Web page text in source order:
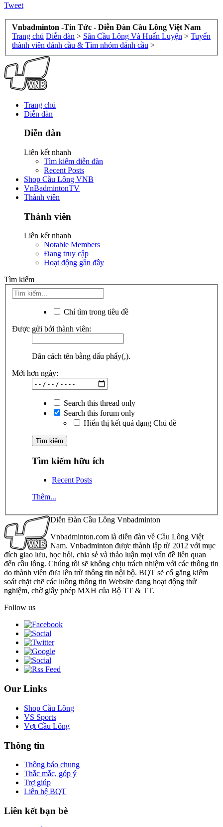
Tweet
Vnbadminton -Tin Tức - Diễn Đàn Cầu Lông Việt Nam
Trang chủ Diễn đàn > Sân Cầu Lông Và Huấn Luyện > Tuyển
thành viên đánh cầu & Tìm nhóm đánh cầu >
Trang chủ
Diễn đàn
Diễn đàn
Liên kết nhanh
Tìm kiếm diễn đàn
Recent Posts
Shop Cầu Lông VNB
VnBadmintonTV
Thành viên
Thành viên
Liên kết nhanh
Notable Members
Đang truy cập
Hoạt động gần đây
Tìm kiếm
Chỉ tìm trong tiêu đề
Được gửi bởi thành viên:
Dãn cách tên bằng dấu phẩy(,).
Mới hơn ngày:
Search this thread only
Search this forum only
Hiển thị kết quả dạng Chủ đề
Tìm kiếm hữu ích
Recent Posts
Thêm...
Diễn Đàn Cầu Lông Vnbadminton
Vnbadminton.com là diễn đàn về Cầu Lông Việt
Nam. Vnbadminton được thành lập từ 2012 với mục
đích giao lưu, học hỏi, chia sẻ và thảo luận mọi vấn đề liên quan
đến cầu lông. Chúng tôi sẽ không chịu trách nhiệm với các thông tin
do thành viên đưa lên trừ thông tin nội bộ. BQT sẽ cố gắng kiểm
soát chặt chẽ các luồng thông tin Website đang hoạt động thử
nghiệm, chờ giấy phép MXH của Bộ TT & TT.
Follow us
Our Links
Shop Cầu Lông
VS Sports
Vợt Cầu Lông
Thông tin
Thông báo chung
Thắc mắc, góp ý
Trợ giúp
Liên hệ BQT
Liên kết bạn bè